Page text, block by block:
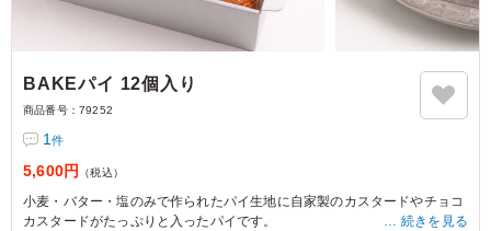
BAKEパイ 12個入り
商品番号： 79252
1件
5,600円 （税込）
小麦・バター・塩のみで作られたパイ生地に自家製のカスタードやチョコ
カスタードがたっぷりと入ったパイです。
続きを見る